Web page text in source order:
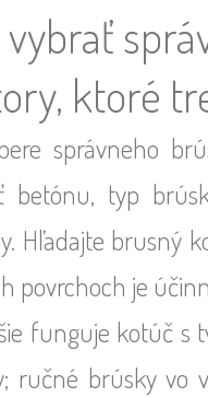
vybrať
ktoré
správneho
betónu, typ
Hľadajte brusný
povrchoch je
funguje kotúč s
ručné brúsky vo